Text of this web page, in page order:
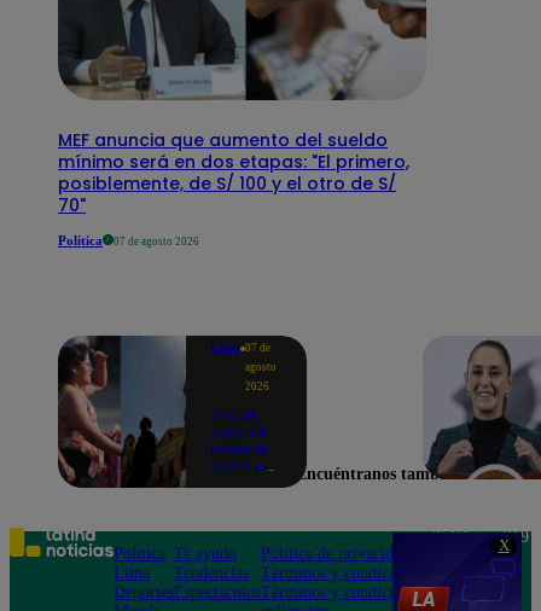
X
MEF anuncia que aumento del sueldo
mínimo será en dos etapas: "El primero,
posiblemente, de S/ 100 y el otro de S/
70"
Política 07 de agosto 2026
Lima 07 de
agosto
2026
Ola de
calor se
extiende
hasta el
Lima y
otras 16
regiones
Encuéntranos también en
Política
Lima
Deportes
Te ayudo
Tendencias
Espectáculos
Política de privacidad
Términos y condiciones
Términos y condiciones
Teléfono: 219
Av. San
Felipe 968